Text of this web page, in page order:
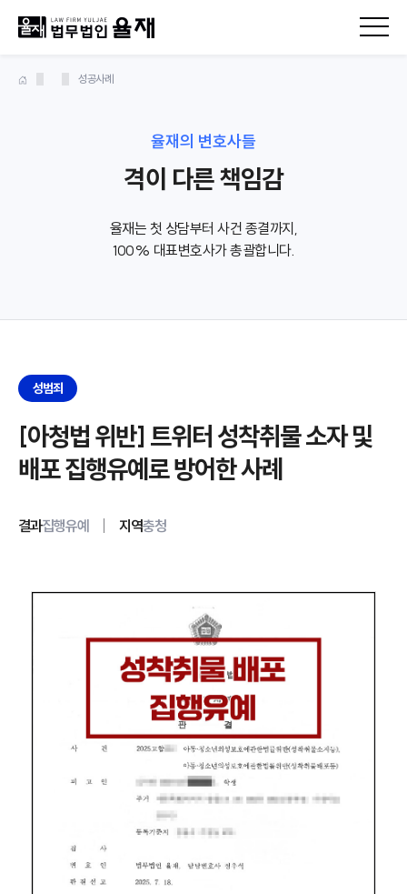
율재의 변호사들
격이 다른 책임감
율재는 첫 상담부터 사건 종결까지,
100% 대표변호사가 총괄합니다.
성공사례
성범죄
[아청법 위반] 트위터 성착취물 소자 및
배포 집행유예로 방어한 사례
결과집행유예 지역충청